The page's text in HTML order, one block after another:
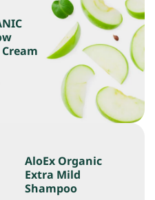
AloEx Organic
Extra Mild
Shampoo